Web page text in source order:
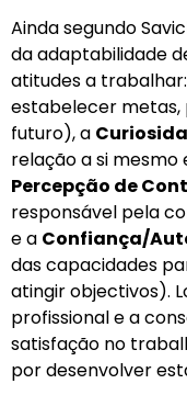
Ainda segundo
da adaptabilidade
atitudes a
estabelecer metas,
futuro), a
relação a si
Percepção de
responsável pela
e a Confiança/
das capacidades
atingir objectivos).
profissional e a
satisfação no
por desenvolver